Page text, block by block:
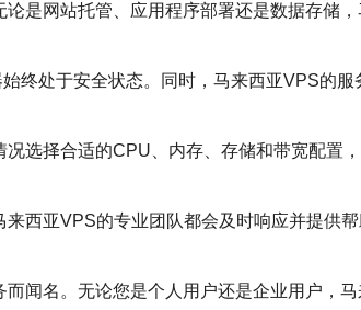
是网站托管、应用程序部署还是数据存储
终处于安全状态。同时，马来西亚VPS的
选择合适的CPU、内存、存储和带宽配置
西亚VPS的专业团队都会及时响应并提供
闻名。无论您是个人用户还是企业用户，